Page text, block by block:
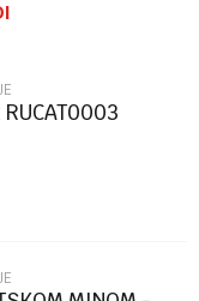
RUCAT0003